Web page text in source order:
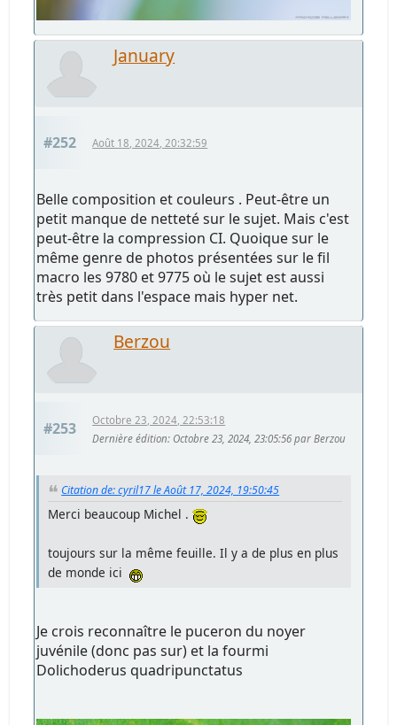
January
#252 Août 18, 2024, 20:32:59
Belle composition et couleurs . Peut-être un
petit manque de netteté sur le sujet. Mais c'est
peut-être la compression CI. Quoique sur le
même genre de photos présentées sur le fil
macro les 9780 et 9775 où le sujet est aussi
très petit dans l'espace mais hyper net.
Berzou
#253
Octobre 23, 2024, 22:53:18
Dernière édition: Octobre 23, 2024, 23:05:56 par Berzou
Citation de: cyril17 le Août 17, 2024, 19:50:45
Merci beaucoup Michel .
toujours sur la même feuille. Il y a de plus en plus
de monde ici
Je crois reconnaître le puceron du noyer
juvénile (donc pas sur) et la fourmi
Dolichoderus quadripunctatus